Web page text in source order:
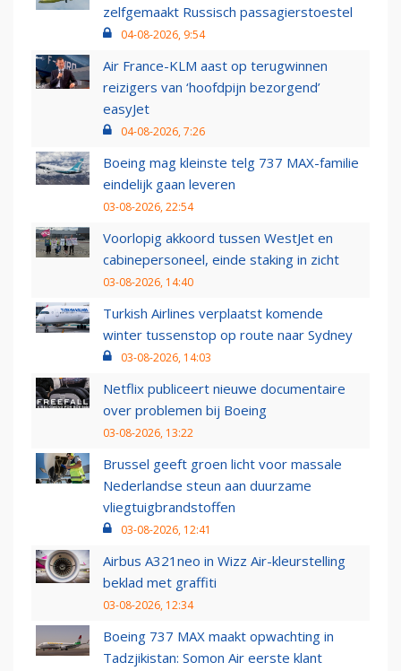
zelfgemaakt Russisch passagierstoestel
04-08-2026, 9:54
Air France-KLM aast op terugwinnen
reizigers van ‘hoofdpijn bezorgend’
easyJet
04-08-2026, 7:26
Boeing mag kleinste telg 737 MAX-familie
eindelijk gaan leveren
03-08-2026, 22:54
Voorlopig akkoord tussen WestJet en
cabinepersoneel, einde staking in zicht
03-08-2026, 14:40
Turkish Airlines verplaatst komende
winter tussenstop op route naar Sydney
03-08-2026, 14:03
Netflix publiceert nieuwe documentaire
over problemen bij Boeing
03-08-2026, 13:22
Brussel geeft groen licht voor massale
Nederlandse steun aan duurzame
vliegtuigbrandstoffen
03-08-2026, 12:41
Airbus A321neo in Wizz Air-kleurstelling
beklad met graffiti
03-08-2026, 12:34
Boeing 737 MAX maakt opwachting in
Tadzjikistan: Somon Air eerste klant